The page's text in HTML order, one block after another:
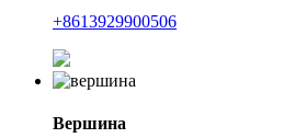
+8613929900506
Вершина